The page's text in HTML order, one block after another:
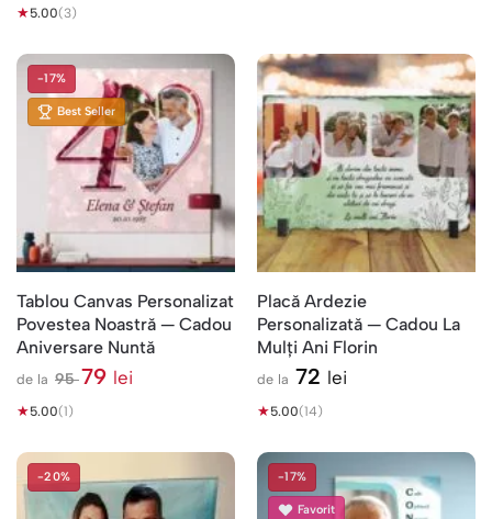
★5.00(3)
-17%
Best Seller
Tablou Canvas Personalizat
Povestea Noastră — Cadou
Aniversare Nuntă
de la 9579 lei
★5.00(1)
Placă Ardezie
Personalizată — Cadou La
Mulți Ani Florin
de la 72 lei
★5.00(14)
-20% -17%
Favorit